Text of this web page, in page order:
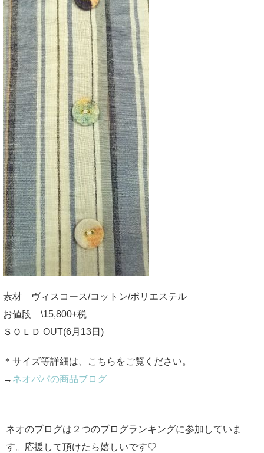
素材 ヴィスコース/コットン/ポリエステル
お値段 \15,800+税
ＳＯＬＤ OUT(6月13日)
＊サイズ等詳細は、こちらをご覧ください。
→ ネオパパの商品ブログ
ネオのブログは２つのブログランキングに参加していま
す。応援して頂けたら嬉しいです♡